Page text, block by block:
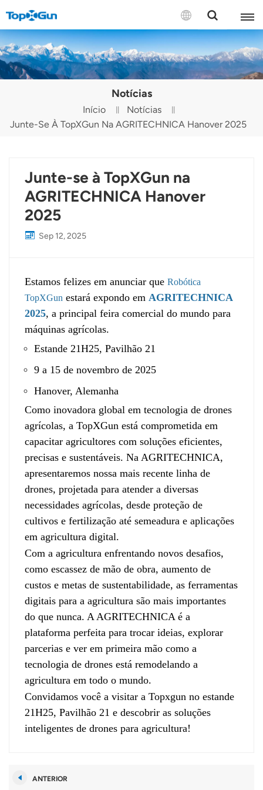
CONTATE-NOS
English
Español
Русский
Português(Brasil)
Türkçe
Notícias
Início
Notícias
Junte-Se À TopXGun Na AGRITECHNICA Hanover 2025
Junte-se à TopXGun na
AGRITECHNICA Hanover
2025
Sep 12, 2025
Estamos felizes em anunciar queRobótica
TopXGun estará expondo emAGRITECHNICA
2025, a principal feira comercial do mundo para
máquinas agrícolas.
Estande 21H25, Pavilhão 21
9 a 15 de novembro de 2025
Hanover, Alemanha
Como inovadora global em tecnologia de drones
agrícolas, a TopXGun está comprometida em
capacitar agricultores com soluções eficientes,
precisas e sustentáveis. Na AGRITECHNICA,
apresentaremos nossa mais recente linha de
drones, projetada para atender a diversas
necessidades agrícolas, desde proteção de
cultivos e fertilização até semeadura e aplicações
em agricultura digital.
Com a agricultura enfrentando novos desafios,
como escassez de mão de obra, aumento de
custos e metas de sustentabilidade, as ferramentas
digitais para a agricultura são mais importantes
do que nunca. A AGRITECHNICA é a
plataforma perfeita para trocar ideias, explorar
parcerias e ver em primeira mão como a
tecnologia de drones está remodelando a
agricultura em todo o mundo.
Convidamos você a visitar a Topxgun no estande
21H25, Pavilhão 21 e descobrir as soluções
inteligentes de drones para agricultura!
ANTERIOR